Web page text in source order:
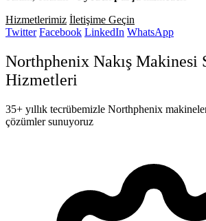
Hizmetlerimiz İletişime Geçin
Twitter Facebook LinkedIn WhatsApp
Northphenix Nakış Makinesi
Hizmetleri
35+ yıllık tecrübemizle Northphenix
çözümler sunuyoruz